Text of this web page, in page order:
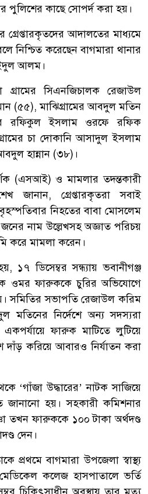
পুলিশের কাছে সোপর্দ করা হয়।
গ্রেপ্তারকৃতদের আদালতের মাধ্যমে
নিশ্চিত করেছেন বাগমারা থানার
আলম।
গ্রামের সিএনজিচালক রেজাউল
(৫৫), মাঝিগ্রামের আবদুল মতিন
রফিকুল ইসলাম ওরফে রফিক
চা দোকানি আসাদুল ইসলাম
হান্নান (৩৮)।
(এসআই) ও মামলার তদন্তকারী
জানান, গ্রেপ্তারকৃতরা সবাই
নিহতের বাবা মোসলেম
নাম উল্লেখসহ অজ্ঞাত পরিচয়
মামলা করেন।
১৭ ডিসেম্বর সন্ধ্যায় ভবানীগঞ্জ
ওমর ফারুককে চুরির অভিযোগে
সমিতির সভাপতি রেজাউল করিম
নির্দেশে অন্য সদস্যরা
ফারুক মাটিতে লুটিয়ে
দাঁড় করিয়ে আবারও নির্যাতন করা
‘গাঁজা উদ্ধারের’ নাটক সাজিয়ে
জানানো হয়। সহকারী কমিশনার
ফারুককে ১০০ টাকা অর্থদণ্ড
দেন।
প্রথমে বাগমারা উপজেলা স্বাস্থ্য
কলেজ হাসপাতালে ভর্তি